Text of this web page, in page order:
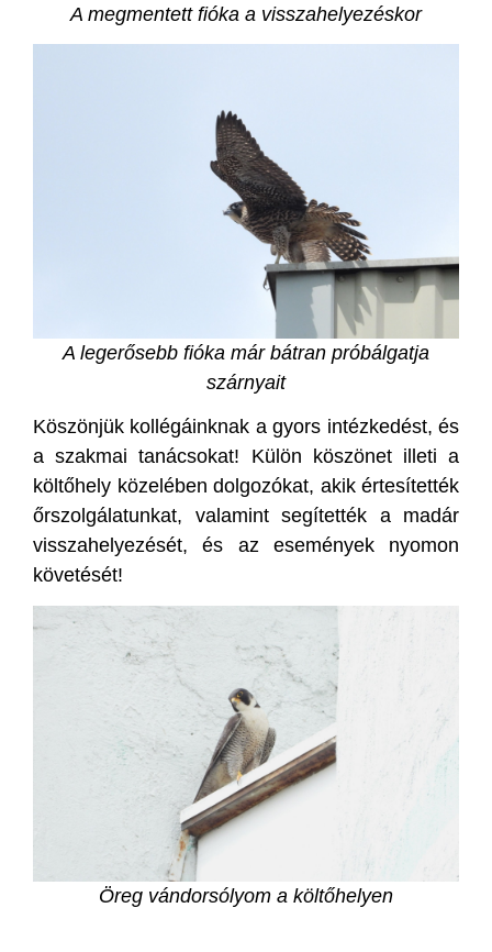
A megmentett fióka a visszahelyezéskor
A legerősebb fióka már bátran próbálgatja
szárnyait
Köszönjük kollégáinknak a gyors intézkedést, és
a szakmai tanácsokat! Külön köszönet illeti a
költőhely közelében dolgozókat, akik értesítették
őrszolgálatunkat, valamint segítették a madár
visszahelyezését, és az események nyomon
követését!
Öreg vándorsólyom a költőhelyen